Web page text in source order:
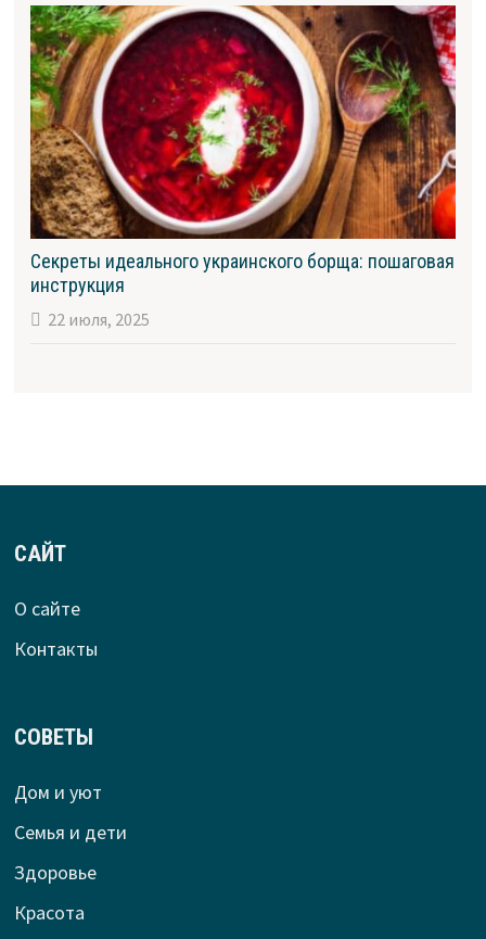
Секреты идеального украинского борща: пошаговая
инструкция
22 июля, 2025
САЙТ
О сайте
Контакты
СОВЕТЫ
Дом и уют
Семья и дети
Здоровье
Красота